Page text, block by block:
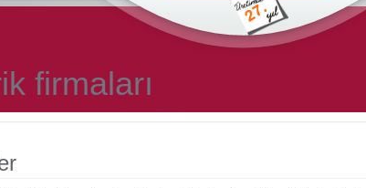
firmaları